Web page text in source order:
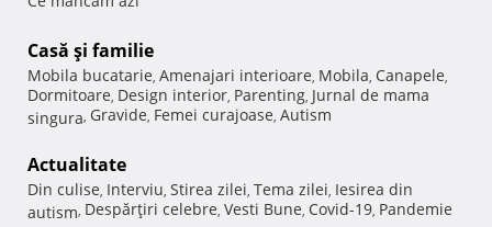
Casă şi familie
Mobila bucatarie, Amenajari interioare, Mobila, Canapele,
Dormitoare, Design interior, Parenting, Jurnal de mama
singura, Gravide, Femei curajoase, Autism
Actualitate
Din culise, Interviu, Stirea zilei, Tema zilei, Iesirea din
autism, Despărţiri celebre, Vesti Bune, Covid-19, Pandemie